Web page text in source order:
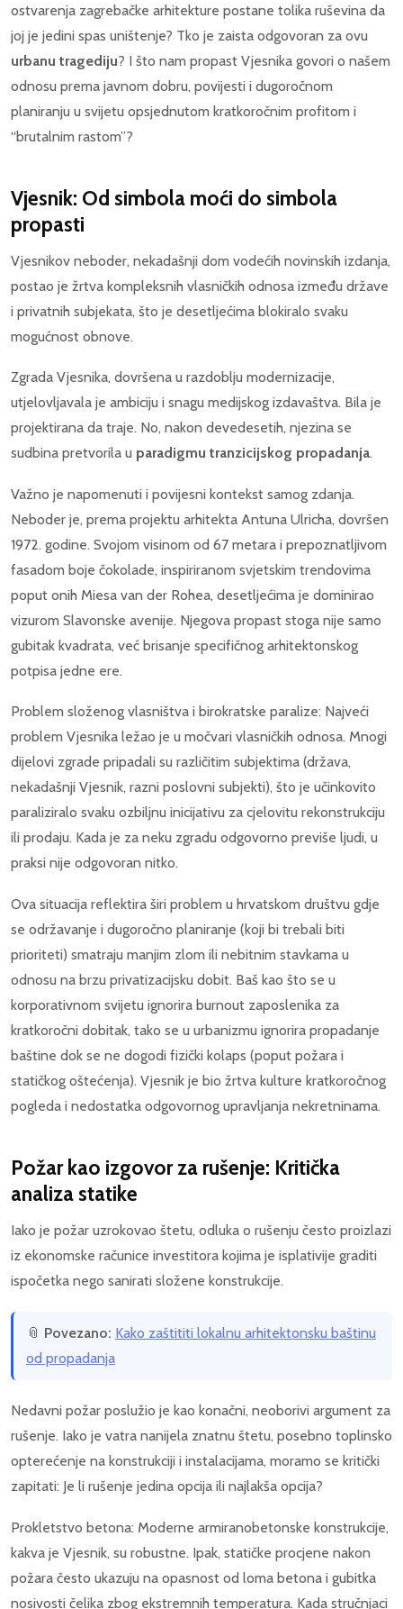
ostvarenja zagrebačke arhitekture postane tolika ruševina da
joj je jedini spas uništenje? Tko je zaista odgovoran za ovu
urbanu tragediju? I što nam propast Vjesnika govori o našem
odnosu prema javnom dobru, povijesti i dugoročnom
planiranju u svijetu opsjednutom kratkoročnim profitom i
“brutalnim rastom”?
Vjesnik: Od simbola moći do simbola
propasti
Vjesnikov neboder, nekadašnji dom vodećih novinskih izdanja,
postao je žrtva kompleksnih vlasničkih odnosa između države
i privatnih subjekata, što je desetljećima blokiralo svaku
mogućnost obnove.
Zgrada Vjesnika, dovršena u razdoblju modernizacije,
utjelovljavala je ambiciju i snagu medijskog izdavaštva. Bila je
projektirana da traje. No, nakon devedesetih, njezina se
sudbina pretvorila u paradigmu tranzicijskog propadanja.
Važno je napomenuti i povijesni kontekst samog zdanja.
Neboder je, prema projektu arhitekta Antuna Ulricha, dovršen
1972. godine. Svojom visinom od 67 metara i prepoznatljivom
fasadom boje čokolade, inspiriranom svjetskim trendovima
poput onih Miesa van der Rohea, desetljećima je dominirao
vizurom Slavonske avenije. Njegova propast stoga nije samo
gubitak kvadrata, već brisanje specifičnog arhitektonskog
potpisa jedne ere.
Problem složenog vlasništva i birokratske paralize: Najveći
problem Vjesnika ležao je u močvari vlasničkih odnosa. Mnogi
dijelovi zgrade pripadali su različitim subjektima (država,
nekadašnji Vjesnik, razni poslovni subjekti), što je učinkovito
paraliziralo svaku ozbiljnu inicijativu za cjelovitu rekonstrukciju
ili prodaju. Kada je za neku zgradu odgovorno previše ljudi, u
praksi nije odgovoran nitko.
Ova situacija reflektira širi problem u hrvatskom društvu gdje
se održavanje i dugoročno planiranje (koji bi trebali biti
prioriteti) smatraju manjim zlom ili nebitnim stavkama u
odnosu na brzu privatizacijsku dobit. Baš kao što se u
korporativnom svijetu ignorira burnout zaposlenika za
kratkoročni dobitak, tako se u urbanizmu ignorira propadanje
baštine dok se ne dogodi fizički kolaps (poput požara i
statičkog oštećenja). Vjesnik je bio žrtva kulture kratkoročnog
pogleda i nedostatka odgovornog upravljanja nekretninama.
Požar kao izgovor za rušenje: Kritička
analiza statike
Iako je požar uzrokovao štetu, odluka o rušenju često proizlazi
iz ekonomske računice investitora kojima je isplativije graditi
ispočetka nego sanirati složene konstrukcije.
📎 Povezano: Kako zaštititi lokalnu arhitektonsku baštinu
od propadanja
Nedavni požar poslužio je kao konačni, neoborivi argument za
rušenje. Iako je vatra nanijela znatnu štetu, posebno toplinsko
opterećenje na konstrukciji i instalacijama, moramo se kritički
zapitati: Je li rušenje jedina opcija ili najlakša opcija?
Prokletstvo betona: Moderne armiranobetonske konstrukcije,
kakva je Vjesnik, su robustne. Ipak, statičke procjene nakon
požara često ukazuju na opasnost od loma betona i gubitka
nosivosti čelika zbog ekstremnih temperatura. Kada stručnjaci